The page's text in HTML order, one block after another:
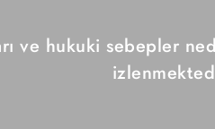
ve hukuki sebepler